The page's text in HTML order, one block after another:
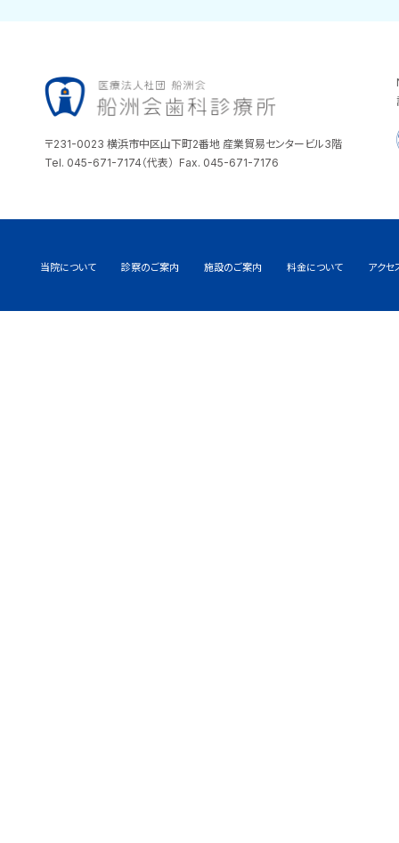
〒231-0023 横浜市中区山下町2番地 産業貿易センタービル3階
Tel. 045-671-7174（代表） Fax. 045-671-7176
当院について 診察のご案内 施設のご案内 料金について アクセ